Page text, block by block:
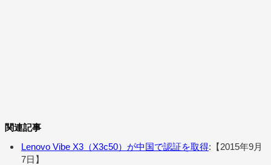
関連記事
Lenovo Vibe X3（X3c50）が中国で認証を取得:【2015年9月
7日】